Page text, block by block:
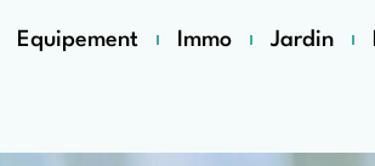
Equipement Immo Jardin